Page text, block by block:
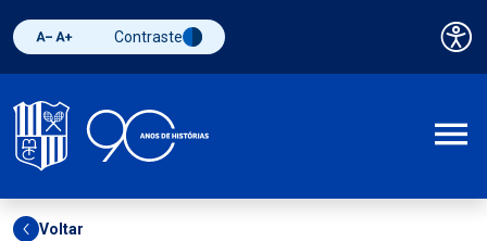
Diminuir fonte
Aumentar fonteAlternar contraste
Contraste
Voltar